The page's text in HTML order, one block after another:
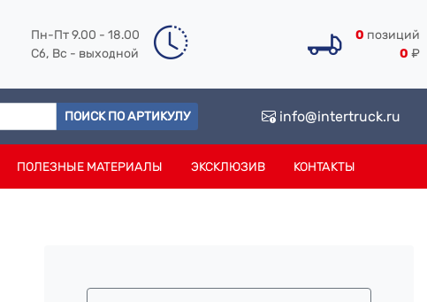
Пн-Пт 9.00 - 18.00
Сб, Вс - выходной
0 позиций
0 ₽
ПОИСК ПО АРТИКУЛУ info@intertruck.ru
ПОЛЕЗНЫЕ МАТЕРИАЛЫ ЭКСКЛЮЗИВ КОНТАКТЫ